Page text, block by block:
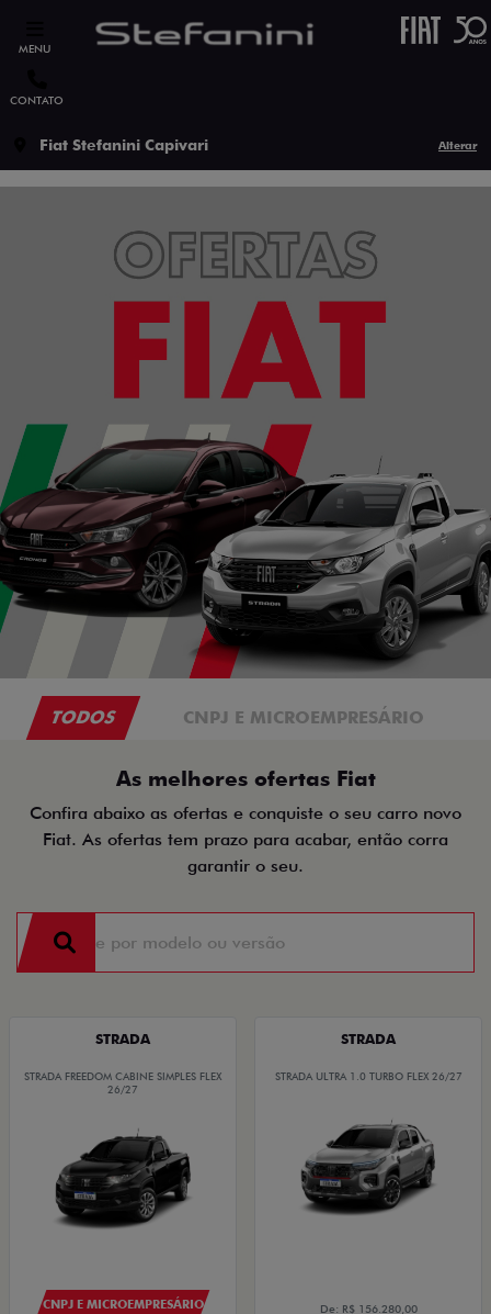
MENU
CONTATO
Fiat Stefanini Capivari Alterar
TODOS CNPJ E MICROEMPRESÁRIO
As melhores ofertas Fiat
Confira abaixo as ofertas e conquiste o seu carro novo
Fiat. As ofertas tem prazo para acabar, então corra
garantir o seu.
STRADA
STRADA FREEDOM CABINE SIMPLES FLEX
26/27
CNPJ E MICROEMPRESÁRIO
STRADA
STRADA ULTRA 1.0 TURBO FLEX 26/27
De: R$ 156.280,00